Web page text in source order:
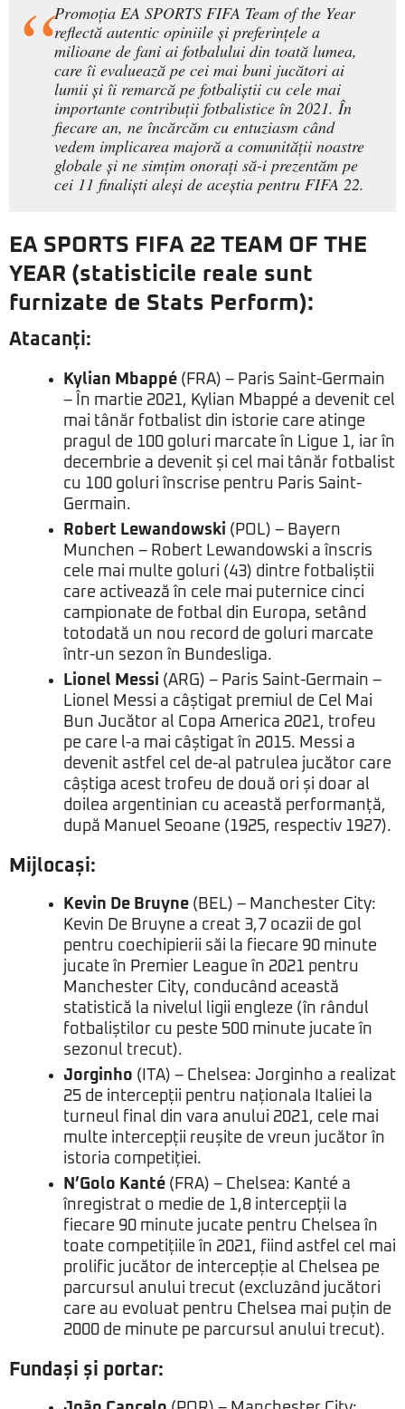
Promoția EA SPORTS FIFA Team of the Year
reflectă autentic opiniile și preferințele a
milioane de fani ai fotbalului din toată lumea,
care îi evaluează pe cei mai buni jucători ai
lumii și îi remarcă pe fotbaliștii cu cele mai
importante contribuții fotbalistice în 2021. În
fiecare an, ne încărcăm cu entuziasm când
vedem implicarea majoră a comunității noastre
globale și ne simțim onorați să-i prezentăm pe
cei 11 finaliști aleși de aceștia pentru FIFA 22.
EA SPORTS FIFA 22 TEAM OF THE
YEAR (statisticile reale sunt
furnizate de Stats Perform):
Atacanți:
Kylian Mbappé (FRA) – Paris Saint-Germain
– În martie 2021, Kylian Mbappé a devenit cel
mai tânăr fotbalist din istorie care atinge
pragul de 100 goluri marcate în Ligue 1, iar în
decembrie a devenit și cel mai tânăr fotbalist
cu 100 goluri înscrise pentru Paris Saint-
Germain.
Robert Lewandowski (POL) – Bayern
Munchen – Robert Lewandowski a înscris
cele mai multe goluri (43) dintre fotbaliștii
care activează în cele mai puternice cinci
campionate de fotbal din Europa, setând
totodată un nou record de goluri marcate
într-un sezon în Bundesliga.
Lionel Messi (ARG) – Paris Saint-Germain –
Lionel Messi a câștigat premiul de Cel Mai
Bun Jucător al Copa America 2021, trofeu
pe care l-a mai câștigat în 2015. Messi a
devenit astfel cel de-al patrulea jucător care
câștiga acest trofeu de două ori și doar al
doilea argentinian cu această performanță,
după Manuel Seoane (1925, respectiv 1927).
Mijlocași:
Kevin De Bruyne (BEL) – Manchester City:
Kevin De Bruyne a creat 3,7 ocazii de gol
pentru coechipierii săi la fiecare 90 minute
jucate în Premier League în 2021 pentru
Manchester City, conducând această
statistică la nivelul ligii engleze (în rândul
fotbaliștilor cu peste 500 minute jucate în
sezonul trecut).
Jorginho (ITA) – Chelsea: Jorginho a realizat
25 de intercepții pentru naționala Italiei la
turneul final din vara anului 2021, cele mai
multe intercepții reușite de vreun jucător în
istoria competiției.
N’Golo Kanté (FRA) – Chelsea: Kanté a
înregistrat o medie de 1,8 intercepții la
fiecare 90 minute jucate pentru Chelsea în
toate competițiile în 2021, fiind astfel cel mai
prolific jucător de intercepție al Chelsea pe
parcursul anului trecut (excluzând jucători
care au evoluat pentru Chelsea mai puțin de
2000 de minute pe parcursul anului trecut).
Fundași și portar: